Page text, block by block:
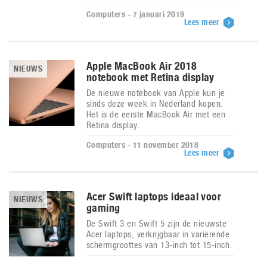
Computers - 7 januari 2019
Lees meer
NIEUWS
Apple MacBook Air 2018
notebook met Retina display
De nieuwe notebook van Apple kun je
sinds deze week in Nederland kopen.
Het is de eerste MacBook Air met een
Retina display.
Computers - 11 november 2018
Lees meer
NIEUWS
Acer Swift laptops ideaal voor
gaming
De Swift 3 en Swift 5 zijn de nieuwste
Acer laptops, verkrijgbaar in variërende
schermgroottes van 13-inch tot 15-inch.